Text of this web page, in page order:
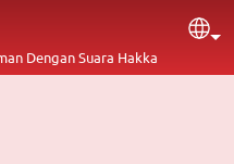
Dengan Suara Hakka